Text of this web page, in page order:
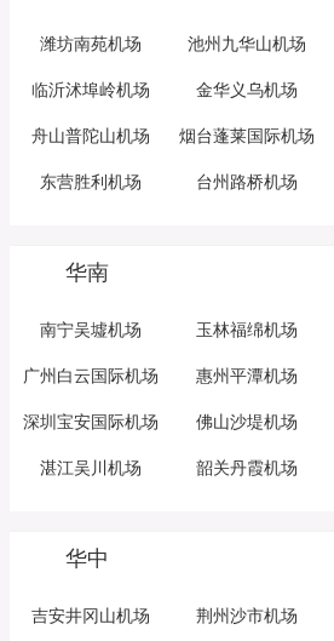
潍坊南苑机场 池州九华山机场
临沂沭埠岭机场 金华义乌机场
舟山普陀山机场 烟台蓬莱国际机场
东营胜利机场 台州路桥机场
华南
南宁吴墟机场 玉林福绵机场
广州白云国际机场 惠州平潭机场
深圳宝安国际机场 佛山沙堤机场
湛江吴川机场 韶关丹霞机场
华中
吉安井冈山机场 荆州沙市机场